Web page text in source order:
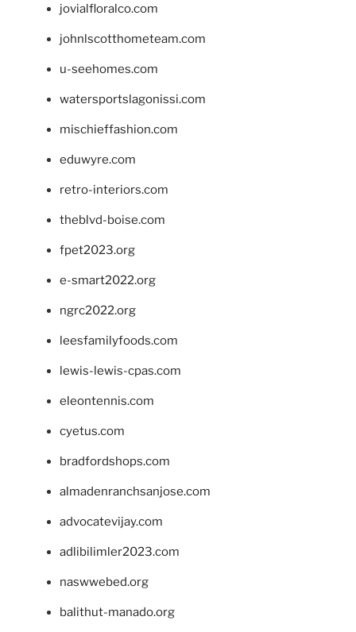
jovialfloralco.com
johnlscotthometeam.com
u-seehomes.com
watersportslagonissi.com
mischieffashion.com
eduwyre.com
retro-interiors.com
theblvd-boise.com
fpet2023.org
e-smart2022.org
ngrc2022.org
leesfamilyfoods.com
lewis-lewis-cpas.com
eleontennis.com
cyetus.com
bradfordshops.com
almadenranchsanjose.com
advocatevijay.com
adlibilimler2023.com
naswwebed.org
balithut-manado.org